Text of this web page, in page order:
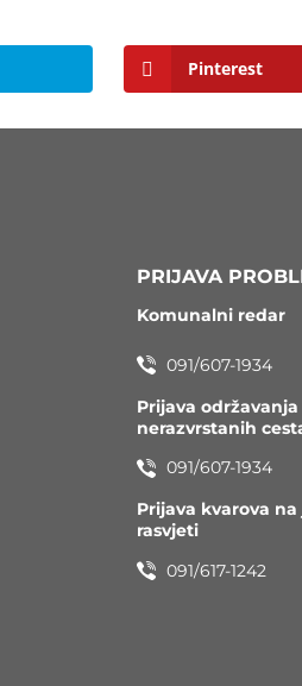
Pinterest
PRIJAVA
Komunalni redar
091/607-1934
Prijava održavanja
nerazvrstanih
091/607-1934
Prijava kvarova
rasvjeti
091/617-1242